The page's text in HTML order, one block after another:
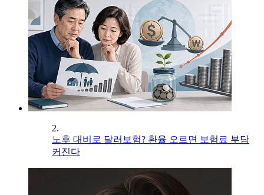
2.
노후 대비로 달러보험? 환율 오르면 보험료 부담
커진다